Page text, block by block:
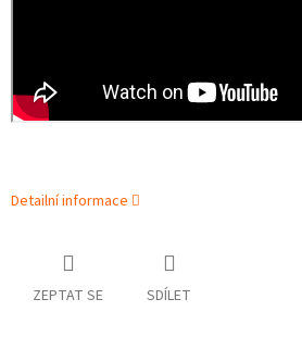
Detailní informace
ZEPTAT SE SDÍLET